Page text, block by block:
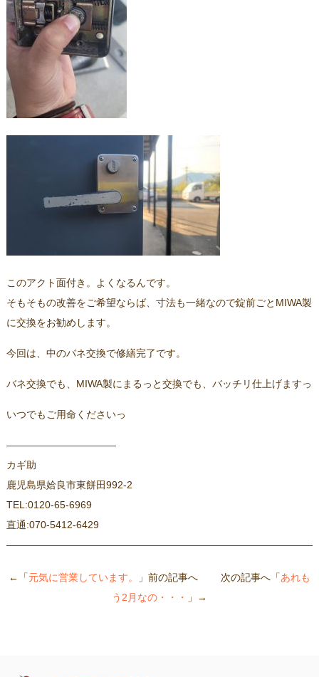
このアクト面付き。よくなるんです。
そもそもの改善をご希望ならば、寸法も一緒なので錠前ごとMIWA製
に交換をお勧めします。
今回は、中のバネ交換で修繕完了です。
バネ交換でも、MIWA製にまるっと交換でも、バッチリ仕上げますっ
いつでもご用命くださいっ
———————————
カギ助
鹿児島県姶良市東餅田992-2
TEL:0120-65-6969
直通:070-5412-6429
←「元気に営業しています。 」前の記事へ 次の記事へ「あれも
う2月なの・・・
」→